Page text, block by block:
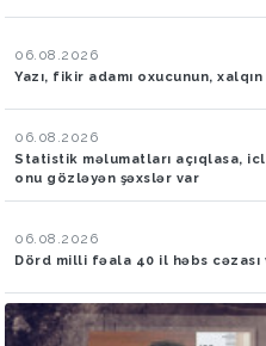
06.08.2026
Yazı, fikir adamı oxucunun,
06.08.2026
Statistik məlumatları açıqlasa,
onu gözləyən şəxslər var
06.08.2026
Dörd milli fəala 40 il həbs